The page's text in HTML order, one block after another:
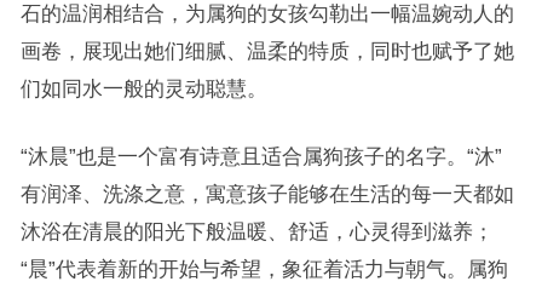
石的温润相结合，为属狗的女孩勾勒出一幅温婉动人的
画卷，展现出她们细腻、温柔的特质，同时也赋予了她
们如同水一般的灵动聪慧。
“沐晨”也是一个富有诗意且适合属狗孩子的名字。“沐”
有润泽、洗涤之意，寓意孩子能够在生活的每一天都如
沐浴在清晨的阳光下般温暖、舒适，心灵得到滋养；
“晨”代表着新的开始与希望，象征着活力与朝气。属狗